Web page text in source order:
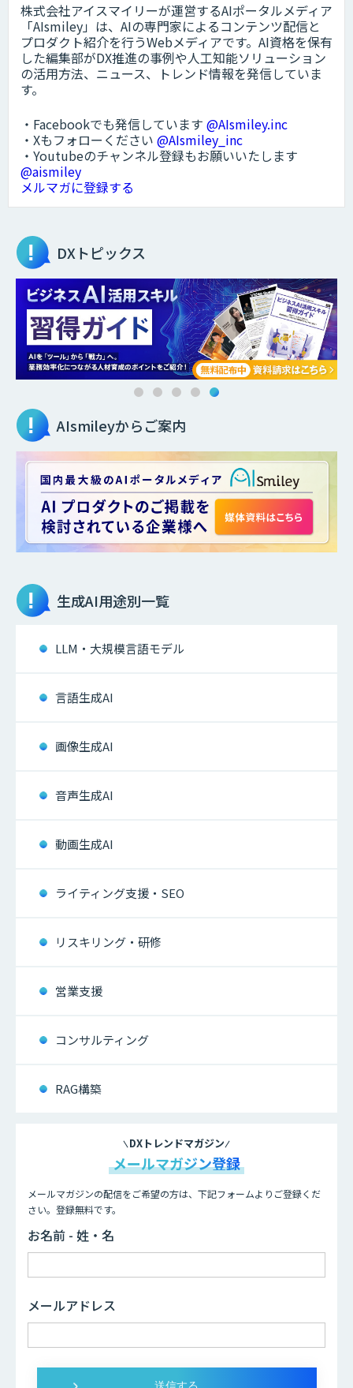
株式会社アイスマイリーが運営するAIポータルメディア
「AIsmiley」は、AIの専門家によるコンテンツ配信と
プロダクト紹介を行うWebメディアです。AI資格を保有
した編集部がDX推進の事例や人工知能ソリューション
の活用方法、ニュース、トレンド情報を発信していま
す。
・Facebookでも発信しています @AIsmiley.inc
・Xもフォローください @AIsmiley_inc
・Youtubeのチャンネル登録もお願いいたします
@aismiley
メルマガに登録する
DXトピックス
AIsmileyからご案内
生成AI用途別一覧
LLM・大規模言語モデル
言語生成AI
画像生成AI
音声生成AI
動画生成AI
ライティング支援・SEO
リスキリング・研修
営業支援
コンサルティング
RAG構築
DXトレンドマガジン
メールマガジン登録
メールマガジンの配信をご希望の方は、下記フォームよりご登録くだ
さい。登録無料です。
お名前 - 姓・名
メールアドレス